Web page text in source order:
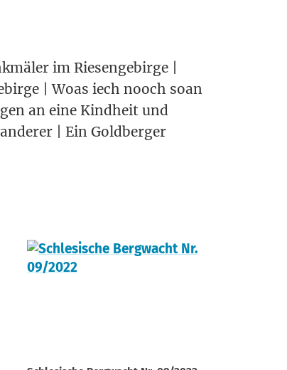
im Rie­sen­ge­bir­ge |
| Woas iech nooch soan
an eine Kind­heit und
| Ein Gold­ber­ger